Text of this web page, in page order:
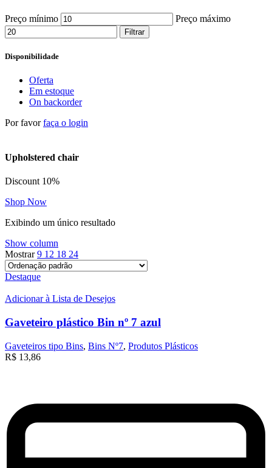
Preço mínimo Preço máximo
Filtrar
Disponibilidade
Oferta
Em estoque
On backorder
Por favorfaça o login
Upholstered chair
Discount 10%
Shop Now
Exibindo um único resultado
Show column
Mostrar9 12 18 24
Destaque
Adicionar à Lista de Desejos
Gaveteiro plástico Bin nº 7 azul
Gaveteiros tipo Bins, Bins Nº7, Produtos Plásticos
R$ 13,86